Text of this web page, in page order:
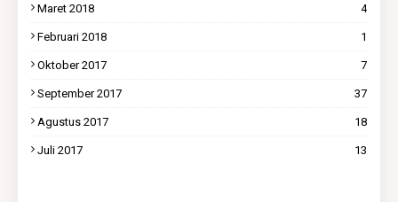
Maret 2018 4
Februari 2018 1
Oktober 2017 7
September 2017 37
Agustus 2017 18
Juli 2017 13